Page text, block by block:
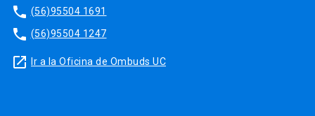
phone (56)95504 1691
phone (56)95504 1247
launch Ir a la Oficina de Ombuds UC